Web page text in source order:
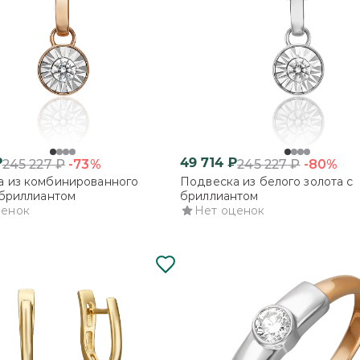
245 227₽ -73%
из комбинированного
49 714₽245 227₽ -80%
Подвеска из белого золота с
бриллиантом
Нет оценок